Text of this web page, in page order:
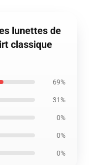
lunettes de
classique
69%
31%
0%
0%
0%